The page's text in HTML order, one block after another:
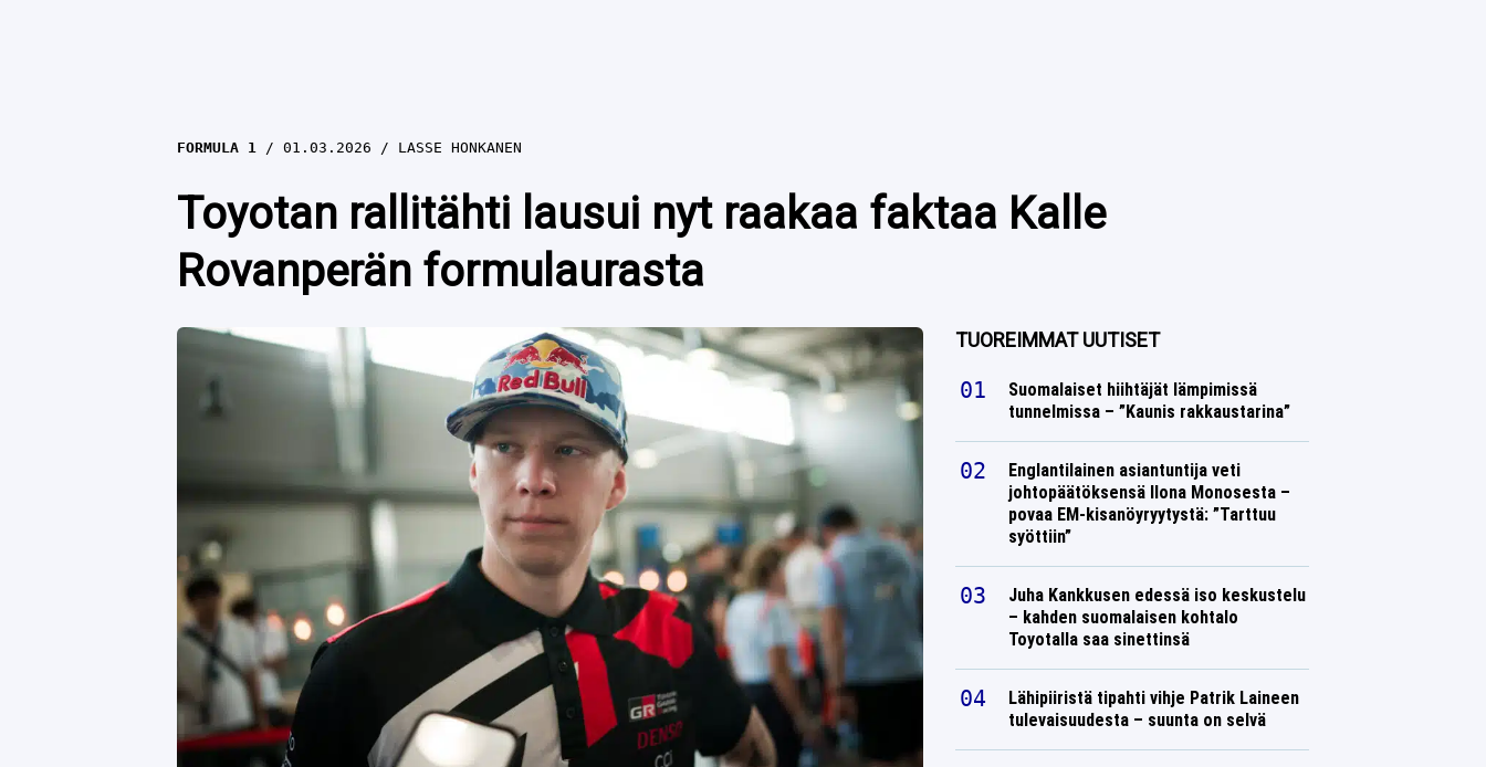
FORMULA 1 01.03.2026 LASSE HONKANEN
Toyotan rallitähti lausui nyt raakaa faktaa Kalle
Rovanperän formulaurasta
TUOREIMMAT UUTISET
Suomalaiset hiihtäjät lämpimissä
tunnelmissa – ”Kaunis rakkaustarina”
Englantilainen asiantuntija veti
johtopäätöksensä Ilona Monosesta –
povaa EM-kisanöyryytystä: ”Tarttuu
syöttiin”
Juha Kankkusen edessä iso keskustelu
– kahden suomalaisen kohtalo
Toyotalla saa sinettinsä
Lähipiiristä tipahti vihje Patrik Laineen
tulevaisuudesta – suunta on selvä